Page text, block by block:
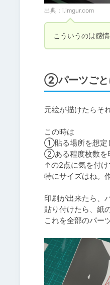
出典： i.imgur.com
こういうのは感
②パーツごと
元絵が描けたらそ
この時は
①貼る場所を想定
②ある程度枚数を
↑の2点に気を付け
特にサイズはね。
印刷が出来たら、
貼り付けたら、紙
これを全部のパー